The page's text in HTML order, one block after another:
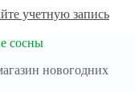
учетную запись
новогодних